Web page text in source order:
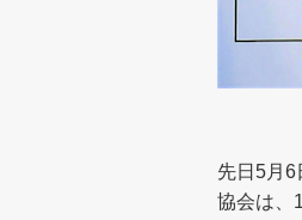
先日5月6
協会は、